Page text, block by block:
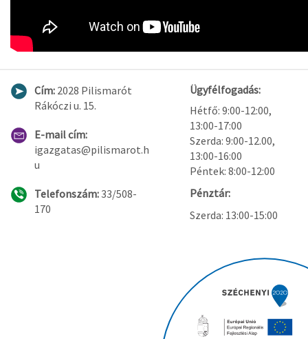
Cím: 2028 Pilismarót
Rákóczi u. 15.
E-mail cím:
igazgatas@pilismarot.h
u
Telefonszám:33/508-
170
Ügyfélfogadás:
Hétfő: 9:00-12:00,
13:00-17:00
Szerda: 9:00-12.00,
13:00-16:00
Péntek: 8:00-12:00
Pénztár:
Szerda: 13:00-15:00